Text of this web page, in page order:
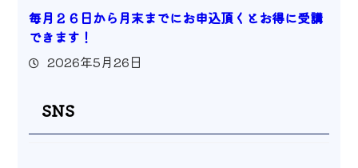
毎月２６日から月末までにお申込頂くとお得に受講
できます！
2026年5月26日
SNS